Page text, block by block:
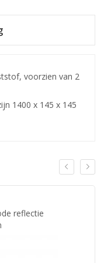
voorzien van 2
1400 x 145 x 145
reflectie